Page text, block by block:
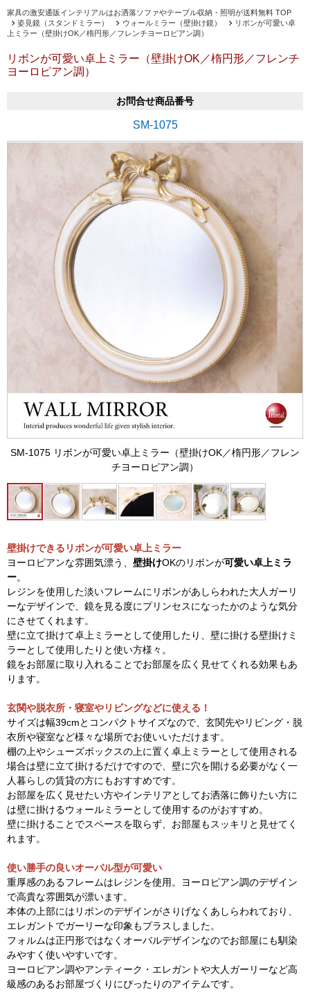
家具の激安通販インテリアルはお洒落ソファやテーブル収納・照明が送料無料 TOP
姿見鏡（スタンドミラー）
ウォールミラー（壁掛け鏡）
リボンが可愛い卓
上ミラー（壁掛けOK／楕円形／フレンチヨーロピアン調）
リボンが可愛い卓上ミラー（壁掛けOK／楕円形／フレンチ
ヨーロピアン調）
お問合せ商品番号
SM-1075
SM-1075 リボンが可愛い卓上ミラー（壁掛けOK／楕円形／フレン
チヨーロピアン調）
壁掛けできるリボンが可愛い卓上ミラー
ヨーロピアンな雰囲気漂う、 壁掛けOKのリボンが可愛い卓上ミラ
ー。
レジンを使用した淡いフレームにリボンがあしらわれた大人ガーリ
ーなデザインで、鏡を見る度にプリンセスになったかのような気分
にさせてくれます。
壁に立て掛けて卓上ミラーとして使用したり、壁に掛ける壁掛けミ
ラーとして使用したりと使い方様々。
鏡をお部屋に取り入れることでお部屋を広く見せてくれる効果もあ
ります。
玄関や脱衣所・寝室やリビングなどに使える！
サイズは幅39cmとコンパクトサイズなので、玄関先やリビング・脱
衣所や寝室など様々な場所でお使いいただけます。
棚の上やシューズボックスの上に置く卓上ミラーとして使用される
場合は壁に立て掛けるだけですので、壁に穴を開ける必要がなく一
人暮らしの賃貸の方にもおすすめです。
お部屋を広く見せたい方やインテリアとしてお洒落に飾りたい方に
は壁に掛けるウォールミラーとして使用するのがおすすめ。
壁に掛けることでスペースを取らず、お部屋もスッキリと見せてく
れます。
使い勝手の良いオーバル型が可愛い
重厚感のあるフレームはレジンを使用。ヨーロピアン調のデザイン
で高貴な雰囲気が漂います。
本体の上部にはリボンのデザインがさりげなくあしらわれており、
エレガントでガーリーな印象もプラスしました。
フォルムは正円形ではなくオーバルデザインなのでお部屋にも馴染
みやすく使いやすいです。
ヨーロピアン調やアンティーク・エレガントや大人ガーリーなど高
級感のあるお部屋づくりにぴったりのアイテムです。